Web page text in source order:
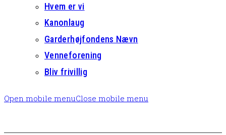
Hvem er vi
Kanonlaug
Garderhøjfondens Nævn
Venneforening
Bliv frivillig
Open mobile menuClose mobile menu